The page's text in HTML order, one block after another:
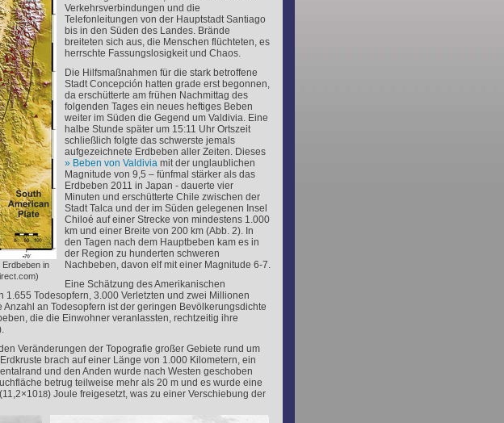
in
Verkehrsverbindungen und die
Telefonleitungen von der Hauptstadt Santiago
bis in den Süden des Landes. Brände
breiteten sich aus, die Menschen flüchteten, es
herrschte Fassungslosigkeit und Chaos.
Die Hilfsmaßnahmen für die stark betroffene
Stadt Concepción hatten grade erst begonnen,
da erschütterte am frühen Nachmittag des
folgenden Tages ein neues heftiges Beben
weiter im Süden die Gegend um Valdivia. Eine
halbe Stunde später um 15:11 Uhr Ortszeit
schließlich folgte das schwerste jemals
aufgezeichnete Erdbeben aller Zeiten. Dieses
Beben von Valdiviamit der unglaublichen
Magnitude von 9,5 – fünfmal stärker als das
Erdbeben 2011 in Japan - dauerte vier
Minuten und erschütterte Chile zwischen der
Stadt Talca und der im Süden gelegenen Insel
Chiloé auf einer Strecke von mindestens 1.000
km und einer Breite von 200 km (Abb. 2). In
den Tagen nach dem Hauptbeben kam es in
der Region zu hunderten schweren
Nachbeben, davon elf mit einer Magnitude 6-7.
Eine Schätzung des Amerikanischen
1.655 Todesopfern, 3.000 Verletzten und zwei Millionen
an Todesopfern ist der geringen Bevölkerungsdichte
die die Einwohner veranlassten, rechtzeitig ihre
Veränderungen der Topografie großer Gebiete rund um
brach auf einer Länge von 1.000 Kilometern, ein
und den Anden wurde nach Westen geschoben
betrug teilweise mehr als 20 m und es wurde eine
18) Joule freigesetzt, was zu einer Verschiebung der